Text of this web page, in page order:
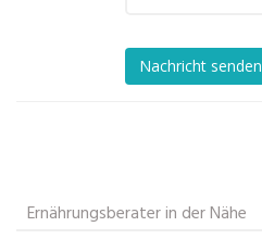
Nachricht senden
Ernährungsberater in der Nähe